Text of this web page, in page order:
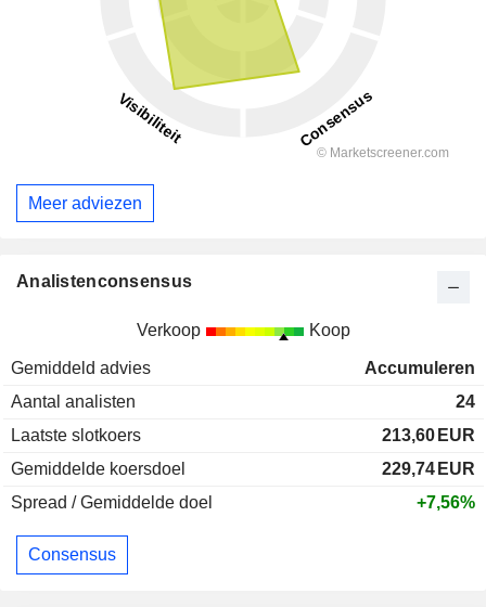
Meer adviezen
Analistenconsensus
Verkoop Koop
Gemiddeld advies
Accumuleren
Aantal analisten
24
Laatste slotkoers
213,60 EUR
Gemiddelde koersdoel
229,74 EUR
Spread / Gemiddelde doel
+7,56%
Consensus